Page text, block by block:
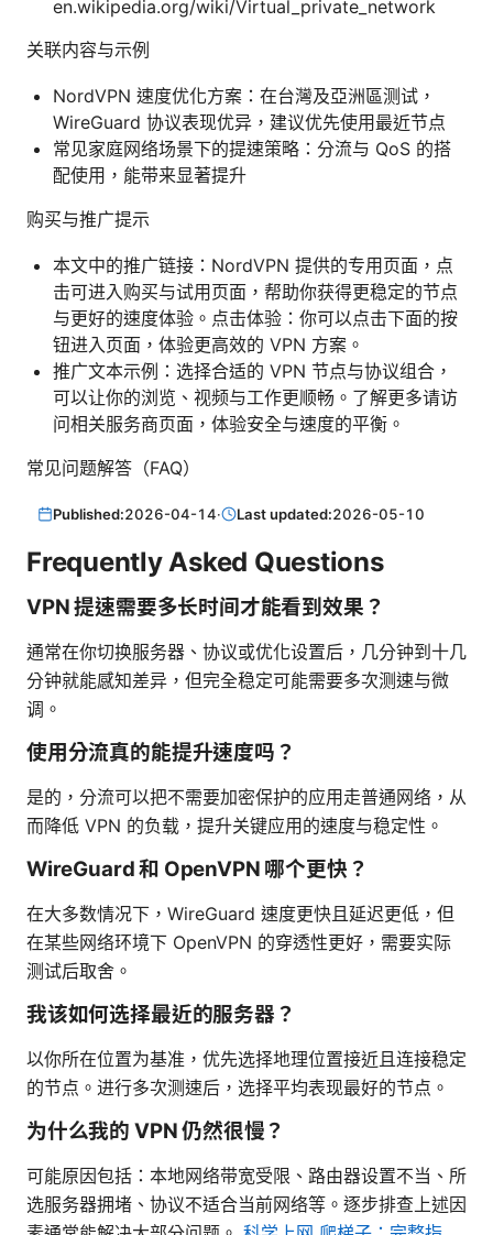
en.wikipedia.org/wiki/Virtual_private_network
关联内容与示例
NordVPN 速度优化方案：在台灣及亞洲區测试，
WireGuard 协议表现优异，建议优先使用最近节点
常见家庭网络场景下的提速策略：分流与 QoS 的搭
配使用，能带来显著提升
购买与推广提示
本文中的推广链接：NordVPN 提供的专用页面，点
击可进入购买与试用页面，帮助你获得更稳定的节点
与更好的速度体验。点击体验：你可以点击下面的按
钮进入页面，体验更高效的 VPN 方案。
推广文本示例：选择合适的 VPN 节点与协议组合，
可以让你的浏览、视频与工作更顺畅。了解更多请访
问相关服务商页面，体验安全与速度的平衡。
常见问题解答（FAQ）
Published:2026-04-14· Last updated:2026-05-10
Frequently Asked Questions
VPN 提速需要多长时间才能看到效果？
通常在你切换服务器、协议或优化设置后，几分钟到十几
分钟就能感知差异，但完全稳定可能需要多次测速与微
调。
使用分流真的能提升速度吗？
是的，分流可以把不需要加密保护的应用走普通网络，从
而降低 VPN 的负载，提升关键应用的速度与稳定性。
WireGuard 和 OpenVPN 哪个更快？
在大多数情况下，WireGuard 速度更快且延迟更低，但
在某些网络环境下 OpenVPN 的穿透性更好，需要实际
测试后取舍。
我该如何选择最近的服务器？
以你所在位置为基准，优先选择地理位置接近且连接稳定
的节点。进行多次测速后，选择平均表现最好的节点。
为什么我的 VPN 仍然很慢？
可能原因包括：本地网络带宽受限、路由器设置不当、所
选服务器拥堵、协议不适合当前网络等。逐步排查上述因